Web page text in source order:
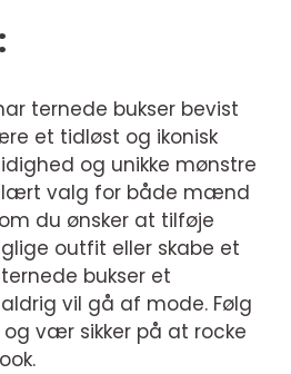
ternede bukser bevist
et tidløst og ikonisk
og unikke mønstre
valg for både mænd
du ønsker at tilføje
outfit eller skabe et
bukser et
vil gå af mode. Følg
vær sikker på at rocke